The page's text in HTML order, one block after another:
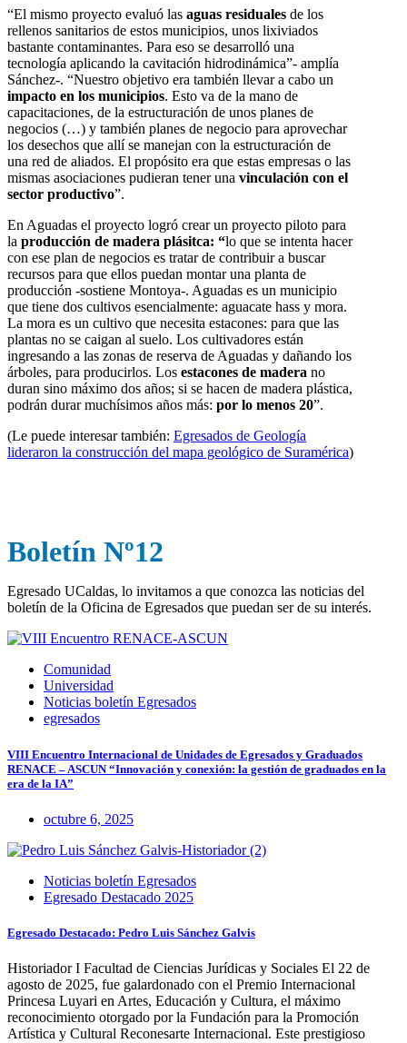
“El mismo proyecto evaluó las aguas residuales de los
rellenos sanitarios de estos municipios, unos lixiviados
bastante contaminantes. Para eso se desarrolló una
tecnología aplicando la cavitación hidrodinámica”- amplía
Sánchez-. “Nuestro objetivo era también llevar a cabo un
impacto en los municipios. Esto va de la mano de
capacitaciones, de la estructuración de unos planes de
negocios (…) y también planes de negocio para aprovechar
los desechos que allí se manejan con la estructuración de
una red de aliados. El propósito era que estas empresas o las
mismas asociaciones pudieran tener una vinculación con el
sector productivo”.
En Aguadas el proyecto logró crear un proyecto piloto para
la producción de madera plásitca: “lo que se intenta hacer
con ese plan de negocios es tratar de contribuir a buscar
recursos para que ellos puedan montar una planta de
producción -sostiene Montoya-. Aguadas es un municipio
que tiene dos cultivos esencialmente: aguacate hass y mora.
La mora es un cultivo que necesita estacones: para que las
plantas no se caigan al suelo. Los cultivadores están
ingresando a las zonas de reserva de Aguadas y dañando los
árboles, para producirlos. Los estacones de madera no
duran sino máximo dos años; si se hacen de madera plástica,
podrán durar muchísimos años más: por lo menos 20”.
(Le puede interesar también: Egresados de Geología
lideraron la construcción del mapa geológico de Suramérica)
Boletín Nº12
Egresado UCaldas, lo invitamos a que conozca las noticias del
boletín de la Oficina de Egresados que puedan ser de su interés.
Comunidad
Universidad
Noticias boletín Egresados
egresados
VIII Encuentro Internacional de Unidades de Egresados y Graduados
RENACE – ASCUN “Innovación y conexión: la gestión de graduados en la
era de la IA”
octubre 6, 2025
Noticias boletín Egresados
Egresado Destacado 2025
Egresado Destacado: Pedro Luis Sánchez Galvis
Historiador I Facultad de Ciencias Jurídicas y Sociales El 22 de
agosto de 2025, fue galardonado con el Premio Internacional
Princesa Luyari en Artes, Educación y Cultura, el máximo
reconocimiento otorgado por la Fundación para la Promoción
Artística y Cultural Reconesarte Internacional. Este prestigioso